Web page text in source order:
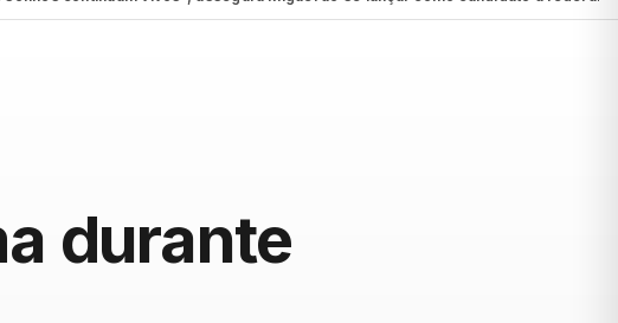
durante